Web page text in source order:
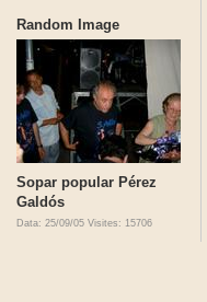
Random Image
Sopar popular Pérez
Galdós
Data: 25/09/05 Visites: 15706